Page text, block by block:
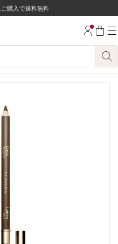
購入で送料無料